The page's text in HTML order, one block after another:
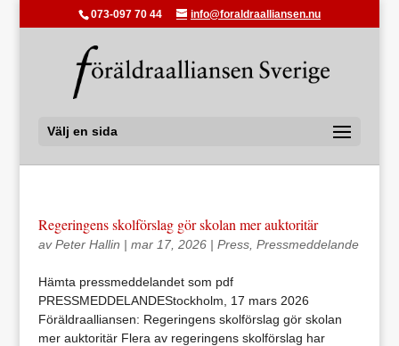
073-097 70 44 info@foraldraalliansen.nu
Välj en sida
Regeringens skolförslag gör skolan mer auktoritär
avPeter Hallin | mar 17, 2026| Press, Pressmeddelande
Hämta pressmeddelandet som pdf
PRESSMEDDELANDEStockholm, 17 mars 2026
Föräldraalliansen: Regeringens skolförslag gör skolan
mer auktoritär Flera av regeringens skolförslag har